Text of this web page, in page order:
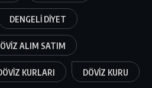
DENGELI DIYET
ALIM SATIM
KURLARI DÖVIZ KURU